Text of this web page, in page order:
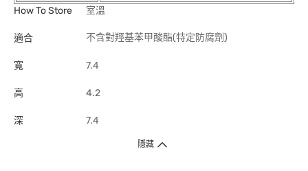
How To Store
室溫
適合 不含對羥基苯甲酸酯(特定防腐劑)
寬 7.4
高 4.2
深 7.4
隱藏